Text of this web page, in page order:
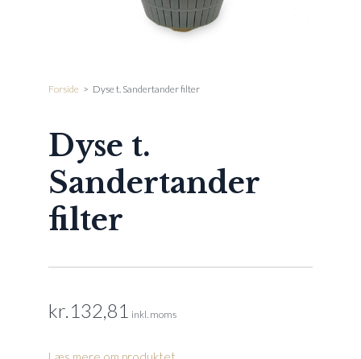
Forside > Dyse t. Sandertander filter
Dyse t.
Sandertander
filter
kr.132,81 inkl. moms